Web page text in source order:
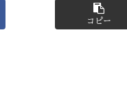
コピー